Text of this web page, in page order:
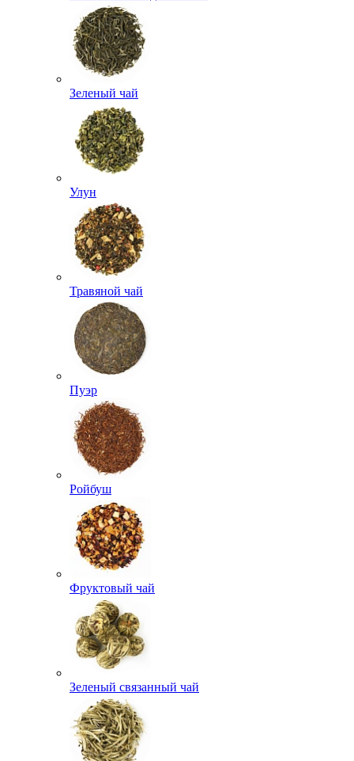
Зеленый чай
Улун
Травяной чай
Пуэр
Ройбуш
Фруктовый чай
Зеленый связанный чай